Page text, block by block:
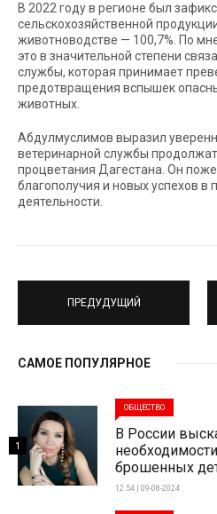
В 2022 году в регионе был
сельскохозяйственной
животноводстве — 100,7%. По
это в значительной степени
службы, которая принимает
предотвращения вспышек
животных.
Абдулмуслимов выразил
ветеринарной службы
процветания Дагестана. Он
благополучия и новых успехов в
деятельности.
ПРЕДУДУЩИЙ
САМОЕ ПОПУЛЯРНОЕ
ОБЩЕСТВО
В России
брошенных
12:54 | 09-08-2024
1